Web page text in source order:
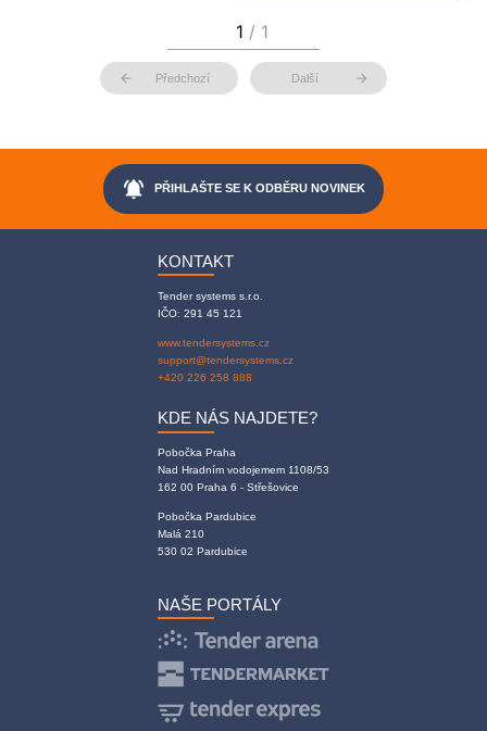
arrow_back Předchozí Další arrow_forward
notifications_active PŘIHLAŠTE SE K ODBĚRU NOVINEK
KONTAKT
Tender systems s.r.o.
IČO: 291 45 121
www.tendersystems.cz
support@tendersystems.cz
+420 226 258 888
KDE NÁS NAJDETE?
Pobočka Praha
Nad Hradním vodojemem 1108/53
162 00 Praha 6 - Střešovice
Pobočka Pardubice
Malá 210
530 02 Pardubice
NAŠE PORTÁLY